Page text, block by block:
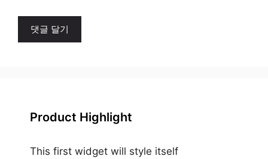
Product Highlight
This first widget will style itself